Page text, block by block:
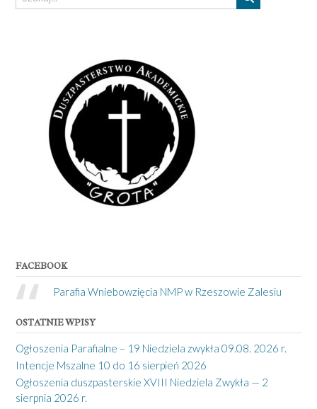
FACEBOOK
Parafia Wniebowzięcia NMP w Rzeszowie Zalesiu
OSTATNIE WPISY
Ogłoszenia Parafialne – 19 Niedziela zwykła 09.08. 2026 r.
Intencje Mszalne 10 do 16 sierpień 2026
Ogłoszenia duszpasterskie XVIII Niedziela Zwykła — 2
sierpnia 2026 r.